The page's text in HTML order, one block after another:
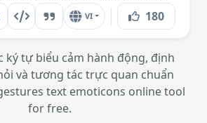
VI 180
ký tự biểu cảm hành động, định
và tương tác trực quan chuẩn
text emoticons online tool
for free.